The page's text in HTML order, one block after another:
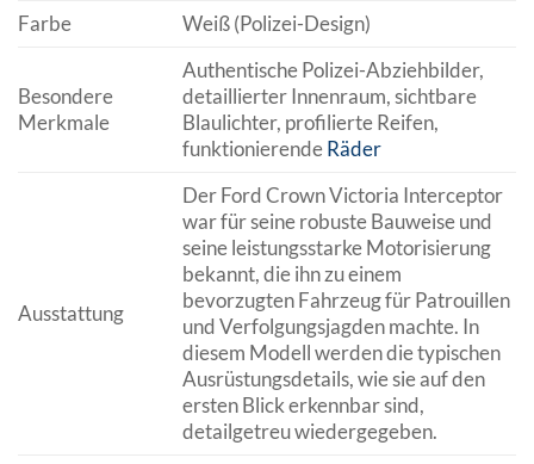
Farbe
Weiß (Polizei-Design)
Besondere
Merkmale
Authentische Polizei-Abziehbilder,
detaillierter Innenraum, sichtbare
Blaulichter, profilierte Reifen,
funktionierendeRäder
Ausstattung
Der Ford Crown Victoria Interceptor
war für seine robuste Bauweise und
seine leistungsstarke Motorisierung
bekannt, die ihn zu einem
bevorzugten Fahrzeug für Patrouillen
und Verfolgungsjagden machte. In
diesem Modell werden die typischen
Ausrüstungsdetails, wie sie auf den
ersten Blick erkennbar sind,
detailgetreu wiedergegeben.